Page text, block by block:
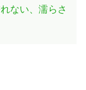
ない、濡らさ